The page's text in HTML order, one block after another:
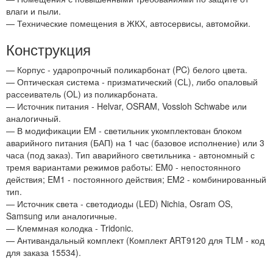
влаги и пыли.
— Технические помещения в ЖКХ, автосервисы, автомойки.
Конструкция
— Корпус - ударопрочный поликарбонат (PC) белого цвета.
— Оптическая система - призматический (СL), либо опаловый
рассеиватель (OL) из поликарбоната.
— Источник питания - Helvar, OSRAM, Vossloh Schwabe или
аналогичный.
— В модификации EM - светильник укомплектован блоком
аварийного питания (БАП) на 1 час (базовое исполнение) или 3
часа (под заказ). Тип аварийного светильника - автономный с
тремя вариантами режимов работы: EM0 - непостоянного
действия; EM1 - постоянного действия; EM2 - комбинированный
тип.
— Источник света - светодиоды (LED) Nichia, Osram OS,
Samsung или аналогичные.
— Клеммная колодка - Tridonic.
— Антивандальный комплект (Комплект ART9120 для TLM - код
для заказа 15534).